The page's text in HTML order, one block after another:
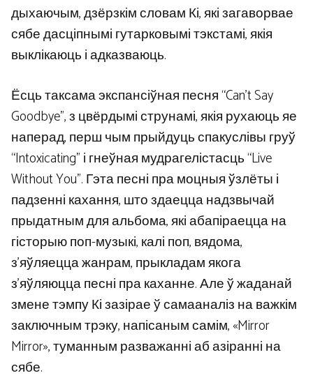
дыхаючым, дзёрзкім словам Кі, які загаворвае
сябе дасціпнымі гутарковымі тэкстамі, якія
выклікаюць і адказваюць.
Ёсць таксама экспансіўная песня “Can’t Say
Goodbye”, з цвёрдымі струнамі, якія рухаюць яе
наперад, перш чым прыйдуць спакуслівы груў
“Intoxicating” і гнеўная мудрагелістасць “Live
Without You”. Гэта песні пра моцныя ўзлёты і
падзенні кахання, што здаецца надзвычай
прыдатным для альбома, які абапіраецца на
гісторыю поп-музыкі, калі поп, вядома,
з’яўляецца жанрам, прыкладам якога
з’яўляюцца песні пра каханне. Але ў жаданай
змене тэмпу Кі зазірае ў самааналіз на важкім
заключным трэку, напісаным самім, «Mirror
Mirror», туманным разважанні аб азіранні на
сябе.